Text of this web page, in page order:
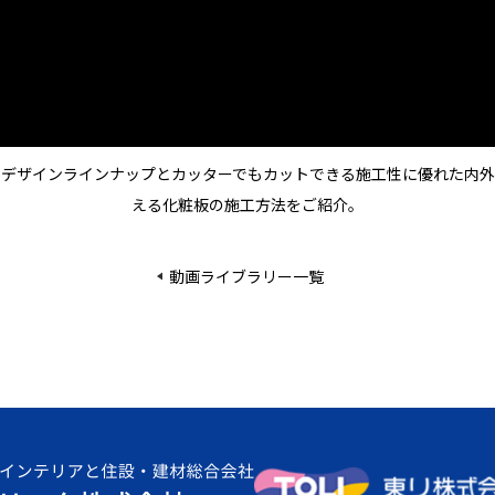
ザインラインナップとカッターでもカットできる施工性に優れた内
える化粧板の施工方法をご紹介。
動画ライブラリー一覧